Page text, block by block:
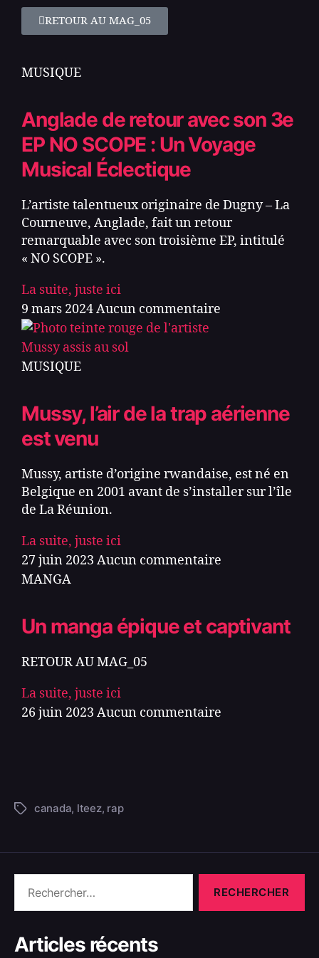
RETOUR AU MAG_05
MUSIQUE
Anglade de retour avec son 3e
EP NO SCOPE : Un Voyage
Musical Éclectique
L’artiste talentueux originaire de Dugny – La
Courneuve, Anglade, fait un retour
remarquable avec son troisième EP, intitulé
« NO SCOPE ».
La suite, juste ici
9 mars 2024Aucun commentaire
MUSIQUE
Mussy, l’air de la trap aérienne
est venu
Mussy, artiste d’origine rwandaise, est né en
Belgique en 2001 avant de s’installer sur l’île
de La Réunion.
La suite, juste ici
27 juin 2023 Aucun commentaire
MANGA
Un manga épique et captivant
RETOUR AU MAG_05
La suite, juste ici
26 juin 2023 Aucun commentaire
canada, lteez, rap
Articles récents